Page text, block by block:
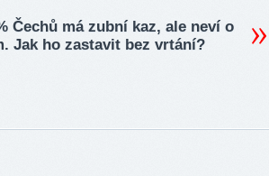
Čechů má zubní kaz, ale neví o
Jak ho zastavit bez vrtání?